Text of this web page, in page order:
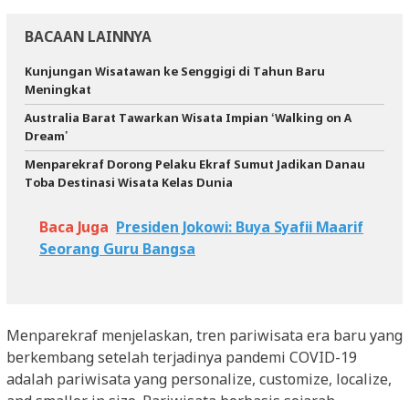
BACAAN LAINNYA
Kunjungan Wisatawan ke Senggigi di Tahun Baru
Meningkat
Australia Barat Tawarkan Wisata Impian ‘Walking on A
Dream’
Menparekraf Dorong Pelaku Ekraf Sumut Jadikan Danau
Toba Destinasi Wisata Kelas Dunia
Baca Juga Presiden Jokowi: Buya Syafii Maarif
Seorang Guru Bangsa
Menparekraf menjelaskan, tren pariwisata era baru yang
berkembang setelah terjadinya pandemi COVID-19
adalah pariwisata yang personalize, customize, localize,